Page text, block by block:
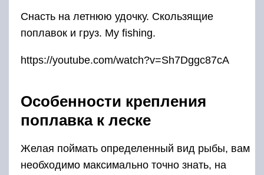
Снасть на летнюю удочку. Скользящие
поплавок и груз. My fishing.
https://youtube.com/watch?v=Sh7Dggc87cA
Особенности крепления
поплавка к леске
Желая поймать определенный вид рыбы, вам
необходимо максимально точно знать, на